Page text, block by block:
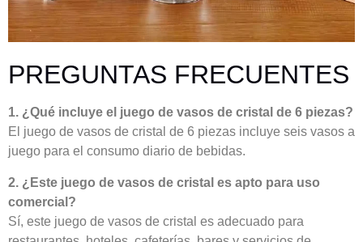
PREGUNTAS FRECUENTES
1. ¿Qué incluye el juego de vasos de cristal de 6 piezas?
El juego de vasos de cristal de 6 piezas incluye seis vasos a
juego para el consumo diario de bebidas.
2. ¿Este juego de vasos de cristal es apto para uso
comercial?
Sí, este juego de vasos de cristal es adecuado para